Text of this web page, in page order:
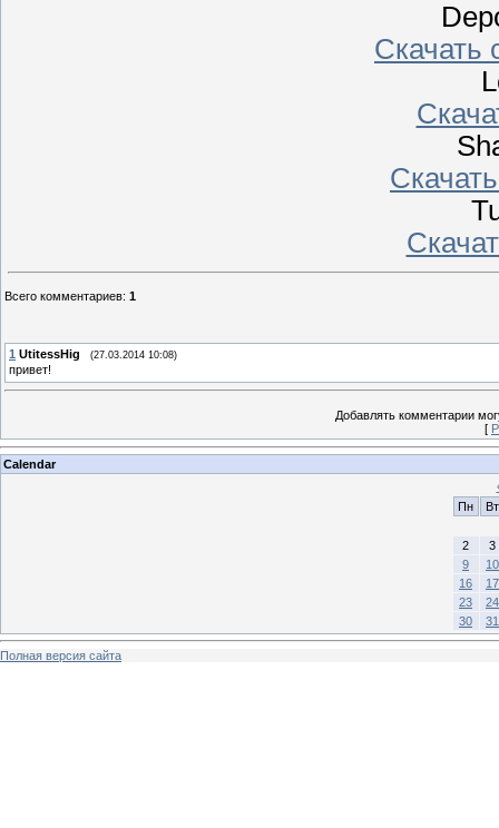
Скачать
Всего комментариев: 1
1 UtitessHig (27.03.2014 10:08)
привет!
Добавлять комментарии
[
Calendar
Пн
Вт
2
3
9
10
16
17
23
24
30
31
Полная версия сайта